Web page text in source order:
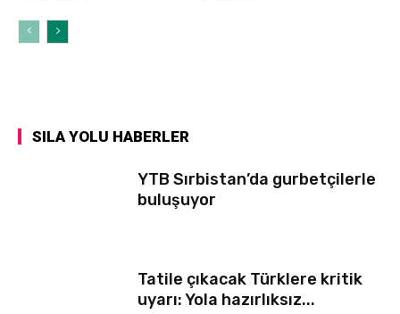
SILA YOLU HABERLER
YTB Sırbistan’da gurbetçilerle
buluşuyor
Tatile çıkacak Türklere kritik
uyarı: Yola hazırlıksız...